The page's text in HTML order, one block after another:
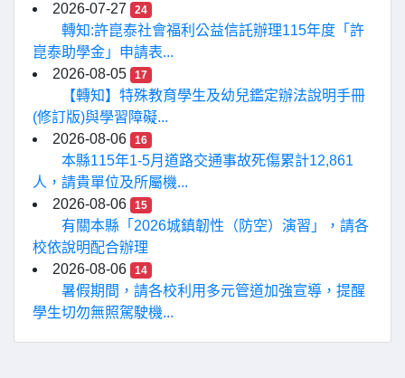
2026-07-27
24
轉知:許崑泰社會福利公益信託辦理115年度「許
崑泰助學金」申請表...
2026-08-05
17
【轉知】特殊教育學生及幼兒鑑定辦法說明手冊
(修訂版)與學習障礙...
2026-08-06
16
本縣115年1-5月道路交通事故死傷累計12,861
人，請貴單位及所屬機...
2026-08-06
15
有關本縣「2026城鎮韌性（防空）演習」，請各
校依說明配合辦理
2026-08-06
14
暑假期間，請各校利用多元管道加強宣導，提醒
學生切勿無照駕駛機...